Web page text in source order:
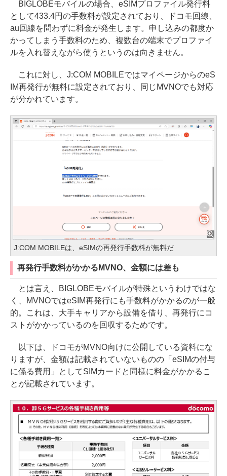
BIGLOBEモバイルの場合、eSIMプロファイル発行料
として433.4円の手数料が設定されており、ドコモ回線、
au回線を問わずに料金が発生します。申し込みの都度か
かってしまう手数料のため、複数台の端末でプロファイ
ルを入れ替えながら使うというのは向きません。
これに対し、J:COM MOBILEではマイページからのeS
IM再発行が無料に設定されており、同じMVNOでも対応
が分かれています。
J:COM MOBILEは、eSIMの再発行手数料が無料だ
再発行手数料がかかるMVNO、金額には差も
とは言え、BIGLOBEモバイルが特殊というわけではな
く、MVNOではeSIM再発行にも手数料がかかるのが一般
的。これは、大手キャリアから設備を借り、再発行にコ
ストがかかっているのを回収するためです。
以下は、ドコモがMVNO向けに公開している資料にな
りますが、金額は記載されていないものの「eSIMの付与
に係る費用」としてSIMカードと同様に料金がかかるこ
とが記載されています。